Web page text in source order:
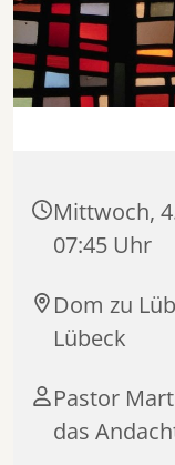
Mittwoch,
07:45 Uhr
Dom zu
Lübeck
Pastor
das